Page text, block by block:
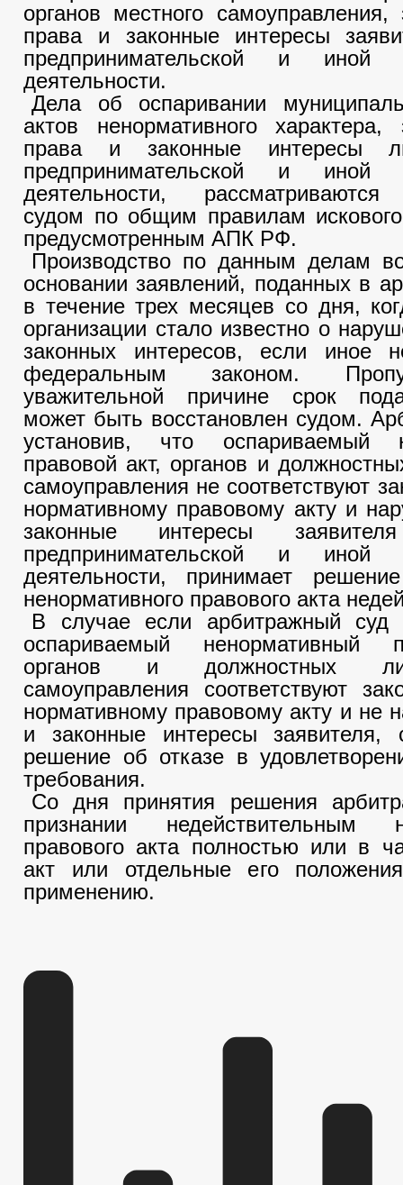
органов местного самоуправления,
права и законные интересы
предпринимательской и иной
деятельности.
Дела об оспаривании
актов ненормативного характера,
права и законные интересы
предпринимательской и иной
деятельности,
судом по общим правилам искового
предусмотренным АПК РФ.
Производство по данным делам
основании заявлений, поданных в
в течение трех месяцев со дня,
организации стало известно о
законных интересов, если иное
федеральным законом.
уважительной причине срок
может быть восстановлен судом.
установив, что оспариваемый
правовой акт, органов и
самоуправления не соответствуют
нормативному правовому акту и
законные интересы
предпринимательской и иной
деятельности, принимает
ненормативного правового акта
В случае если арбитражный суд
оспариваемый ненормативный
органов и должностных
самоуправления соответствуют
нормативному правовому акту и не
и законные интересы заявителя,
решение об отказе в
требования.
Со дня принятия решения
признании недействительным
правового акта полностью или в
акт или отдельные его
применению.